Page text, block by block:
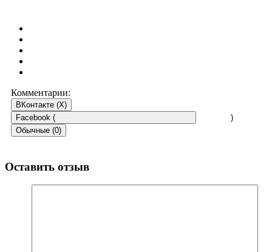
Комментарии:
ВКонтакте (X)
Facebook (
)
Обычные (0)
Оставить отзыв